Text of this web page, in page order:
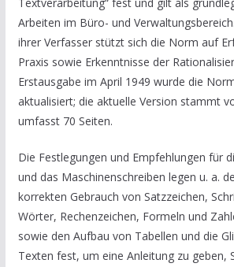
Arbeiten im Büro- und
ihrer Verfasser stützt sich die Norm auf
Praxis sowie Erkenntnisse der
Erstausgabe im April 1949 wurde die
aktualisiert; die aktuelle Version stammt
umfasst 70 Seiten.
Die Festlegungen und Empfehlungen für
und das Maschinenschreiben legen u. a.
korrekten Gebrauch von Satzzeichen,
Wörter, Rechenzeichen, Formeln und
sowie den Aufbau von Tabellen und die
Texten fest, um eine Anleitung zu geben,